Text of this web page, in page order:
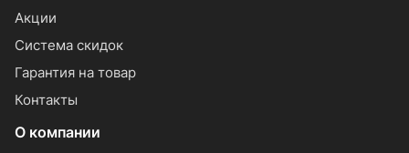
Акции
Система скидок
Гарантия на товар
Контакты
О компании